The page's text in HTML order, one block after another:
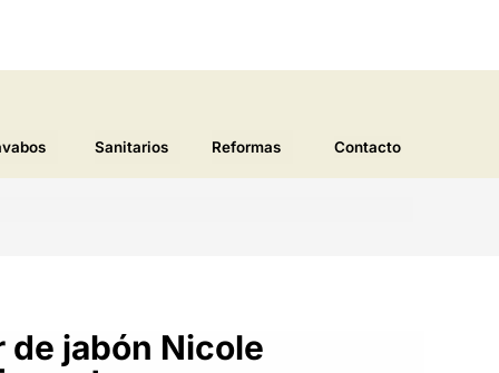
Sanitarios Reformas Contacto
jabón Nicole